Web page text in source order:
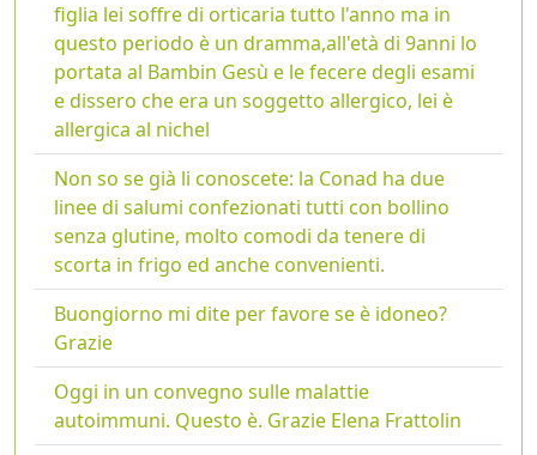
figlia lei soffre di orticaria tutto l'anno ma in
questo periodo è un dramma,all'età di 9anni lo
portata al Bambin Gesù e le fecere degli esami
e dissero che era un soggetto allergico, lei è
allergica al nichel
Non so se già li conoscete: la Conad ha due
linee di salumi confezionati tutti con bollino
senza glutine, molto comodi da tenere di
scorta in frigo ed anche convenienti.
Buongiorno mi dite per favore se è idoneo?
Grazie
Oggi in un convegno sulle malattie
autoimmuni. Questo è. Grazie Elena Frattolin